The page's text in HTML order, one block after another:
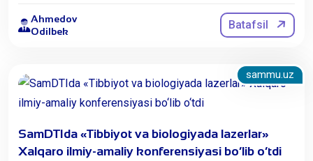
Ahmedov
Odilbek
Batafsil
sammu.uz
SamDTIda «Tibbiyot va biologiyada lazerlar»
Xalqaro ilmiy-amaliy konferensiyasi bo‘lib o‘tdi